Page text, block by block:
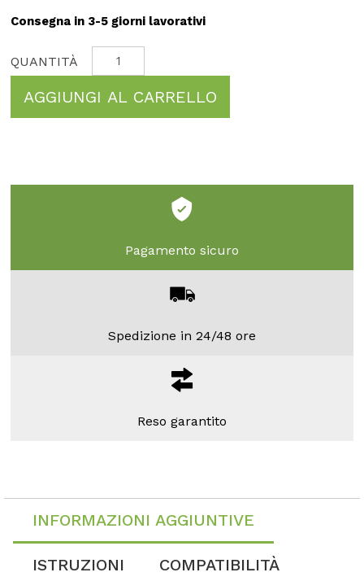
Consegna in 3-5 giorni lavorativi
AGGIUNGI AL CARRELLO
Pagamento sicuro
Spedizione in 24/48 ore
Reso garantito
INFORMAZIONI AGGIUNTIVE
ISTRUZIONI COMPATIBILITÀ